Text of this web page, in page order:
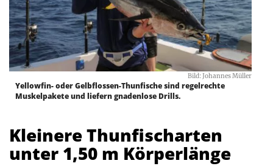
Bild: Johannes Müller
Yellowfin- oder Gelbflossen-Thunfische sind regelrechte
Muskelpakete und liefern gnadenlose Drills.
Kleinere Thunfischarten
unter 1,50 m Körperlänge